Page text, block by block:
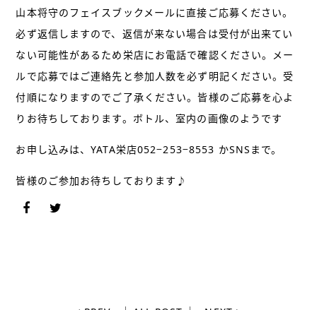
山本将守のフェイスブックメールに直接ご応募ください。
必ず返信しますので、返信が来ない場合は受付が出来てい
ない可能性があるため栄店にお電話で確認ください。メー
ルで応募ではご連絡先と参加人数を必ず明記ください。受
付順になりますのでご了承ください。皆様のご応募を心よ
りお待ちしております。ボトル、室内の画像のようです
お申し込みは、YATA栄店052−253−8553 かSNSまで。
皆様のご参加お待ちしております♪